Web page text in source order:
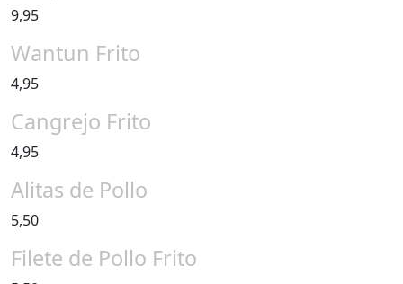
9,95
Wantun Frito
4,95
Cangrejo Frito
4,95
Alitas de Pollo
5,50
Filete de Pollo Frito